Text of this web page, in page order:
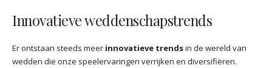
Innovatieve weddenschapstrends
Er ontstaan steeds meer innovatieve trendsin de wereld van
wedden die onze speelervaringen verrijken en diversifiëren.